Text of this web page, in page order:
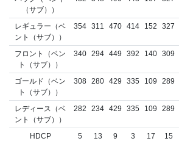
（サブ））
レギュラー（ベ
ント（サブ））
354 311 470 414 152 327
フロント（ベン
ト（サブ））
340 294 449 392 140 309
ゴールド（ベン
ト（サブ））
308 280 429 335 109 289
レディース（ベ
ント（サブ））
282 234 429 335 109 289
HDCP 5 13 9 3 17 15